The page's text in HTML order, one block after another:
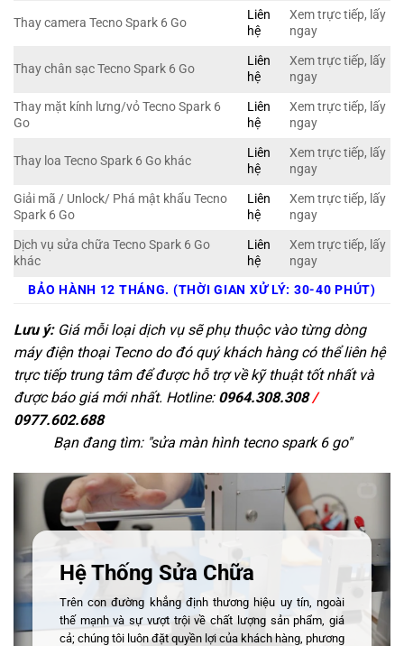
Thay camera Tecno Spark 6 Go
Liên
hệ
Xem trực tiếp, lấy
ngay
Thay chân sạc Tecno Spark 6 Go
Liên
hệ
Xem trực tiếp, lấy
ngay
Thay mặt kính lưng/vỏ Tecno Spark 6
Go
Liên
hệ
Xem trực tiếp, lấy
ngay
Thay loa Tecno Spark 6 Go khác
Liên
hệ
Xem trực tiếp, lấy
ngay
Giải mã / Unlock/ Phá mật khẩu Tecno
Spark 6 Go
Liên
hệ
Xem trực tiếp, lấy
ngay
Dịch vụ sửa chữa Tecno Spark 6 Go
khác
Liên
hệ
Xem trực tiếp, lấy
ngay
BẢO HÀNH 12 THÁNG. (THỜI GIAN XỬ LÝ: 30-40 PHÚT)
Lưu ý:Giá mỗi loại dịch vụ sẽ phụ thuộc vào từng dòng
máy điện thoại Tecno do đó quý khách hàng có thể liên hệ
trực tiếp trung tâm để được hỗ trợ về kỹ thuật tốt nhất và
được báo giá mới nhất. Hotline: 0964.308.308/
0977.602.688
Bạn đang tìm: "sửa màn hình tecno spark 6 go"
Hệ Thống Sửa Chữa
Trên con đường khẳng định thương hiệu uy tín, ngoài
thế mạnh và sự vượt trội về chất lượng sản phẩm, giá
cả; chúng tôi luôn đặt quyền lợi của khách hàng, phương